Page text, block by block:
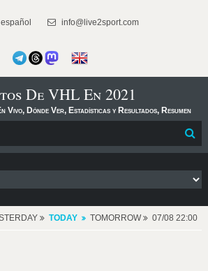
español info@live2sport.com
De VHL En 2021
Vivo, Dónde Ver, Estadísticas y Resultados, Resumen
TODAY TOMORROW 07/08 22:00